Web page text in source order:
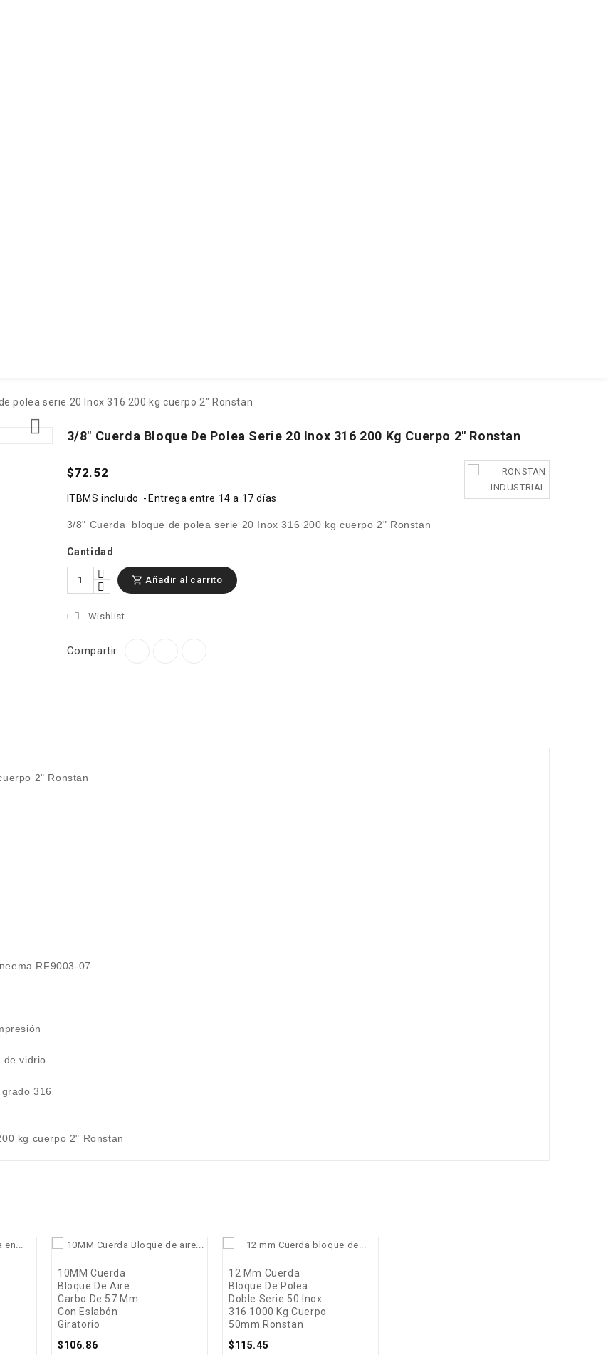
polea serie 20 Inox 316 200 kg cuerpo 2" Ronstan
 3/8" Cuerda Bloque De Polea Serie 20 Inox 316 200 Kg Cuerpo 2" Ronstan
$72.52
ITBMS incluido Entrega entre 14 a 17 días
3/8" Cuerda bloque de polea serie 20 Inox 316 200 kg cuerpo 2" Ronstan
Cantidad
 Añadir al carrito
Wishlist
Compartir
2" Ronstan
RF9003-07
de vidrio
316
kg cuerpo 2" Ronstan
visibility visibility
10MM Cuerda
Bloque De Aire
Carbo De 57 Mm
Con Eslabón
Giratorio
$106.86Precio
12 Mm Cuerda
Bloque De Polea
Doble Serie 50 Inox
316 1000 Kg Cuerpo
50mm Ronstan
$115.45